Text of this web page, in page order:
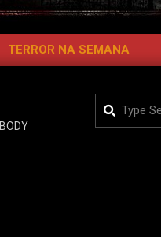
TERROR NA SEMANA
BODY
Search